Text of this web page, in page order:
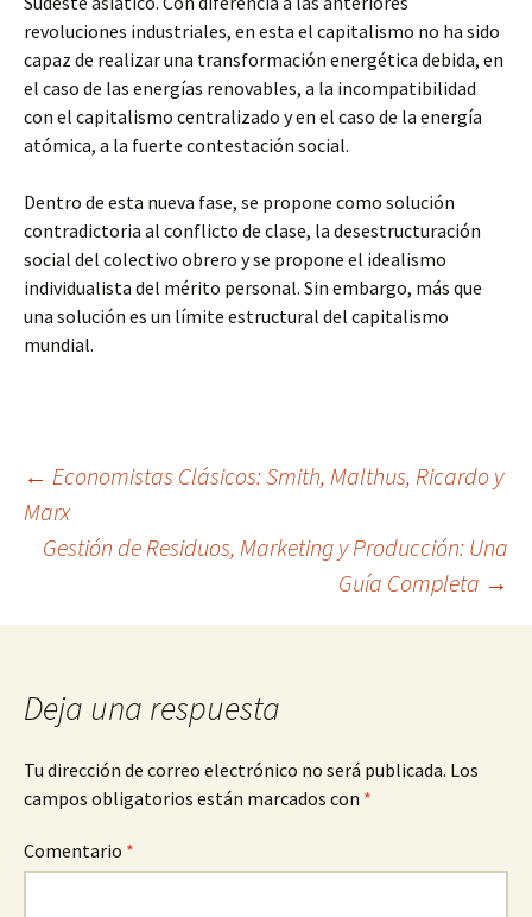
revoluciones industriales, en esta el capitalismo no ha sido
capaz de realizar una transformación energética debida, en
el caso de las energías renovables, a la incompatibilidad
con el capitalismo centralizado y en el caso de la energía
atómica, a la fuerte contestación social.
Dentro de esta nueva fase, se propone como solución
contradictoria al conflicto de clase, la desestructuración
social del colectivo obrero y se propone el idealismo
individualista del mérito personal. Sin embargo, más que
una solución es un límite estructural del capitalismo
mundial.
Navegación
de
entradas
← Economistas Clásicos: Smith, Malthus, Ricardo y
Marx
Gestión de Residuos, Marketing y Producción: Una
Guía Completa →
Deja una respuesta
Tu dirección de correo electrónico no será publicada. Los
campos obligatorios están marcados con *
Comentario *